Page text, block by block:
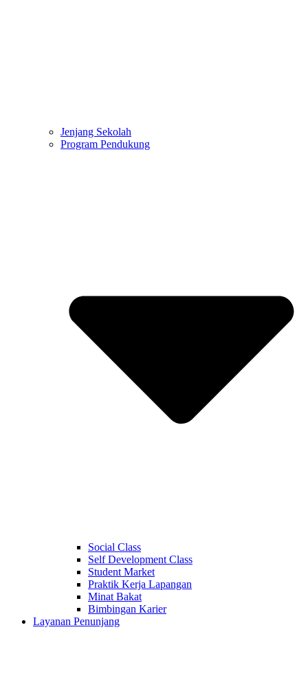
Jenjang Sekolah
Program Pendukung
Social Class
Self Development Class
Student Market
Praktik Kerja Lapangan
Minat Bakat
Bimbingan Karier
Layanan Penunjang